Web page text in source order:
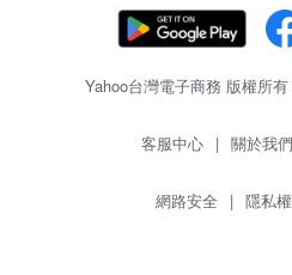
Yahoo台灣電子商務 版權所
客服中心 | 關於我們
網路安全 | 隱私權